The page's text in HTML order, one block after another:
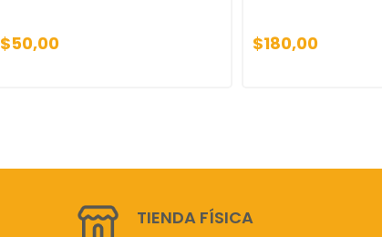
$50,00 $180,00
TIENDA FÍSICA